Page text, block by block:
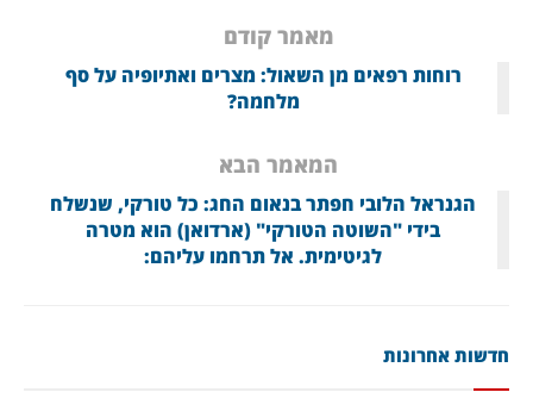
מאמר קודם
רוחות רפאים מן השאול: מצרים ואתיופיה על סף
מלחמה?
המאמר הבא
הגנראל הלובי חפתר בנאום החג: כל טורקי, שנשלח
בידי "השוטה הטורקי" (ארדואן) הוא מטרה
לגיטימית. אל תרחמו עליהם:
חדשות אחרונות